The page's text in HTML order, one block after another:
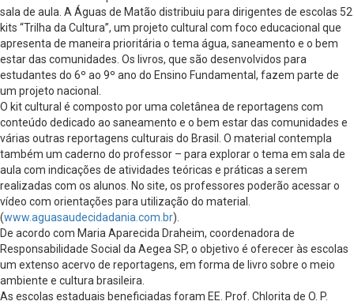
sala de aula. A Águas de Matão distribuiu para dirigentes de escolas 52
kits “Trilha da Cultura”, um projeto cultural com foco educacional que
apresenta de maneira prioritária o tema água, saneamento e o bem
estar das comunidades. Os livros, que são desenvolvidos para
estudantes do 6º ao 9º ano do Ensino Fundamental, fazem parte de
um projeto nacional.
O kit cultural é composto por uma coletânea de reportagens com
conteúdo dedicado ao saneamento e o bem estar das comunidades e
várias outras reportagens culturais do Brasil. O material contempla
também um caderno do professor – para explorar o tema em sala de
aula com indicações de atividades teóricas e práticas a serem
realizadas com os alunos. No site, os professores poderão acessar o
vídeo com orientações para utilização do material.
(www.aguasaudecidadania.com.br).
De acordo com Maria Aparecida Draheim, coordenadora de
Responsabilidade Social da Aegea SP, o objetivo é oferecer às escolas
um extenso acervo de reportagens, em forma de livro sobre o meio
ambiente e cultura brasileira.
As escolas estaduais beneficiadas foram EE. Prof. Chlorita de O. P.